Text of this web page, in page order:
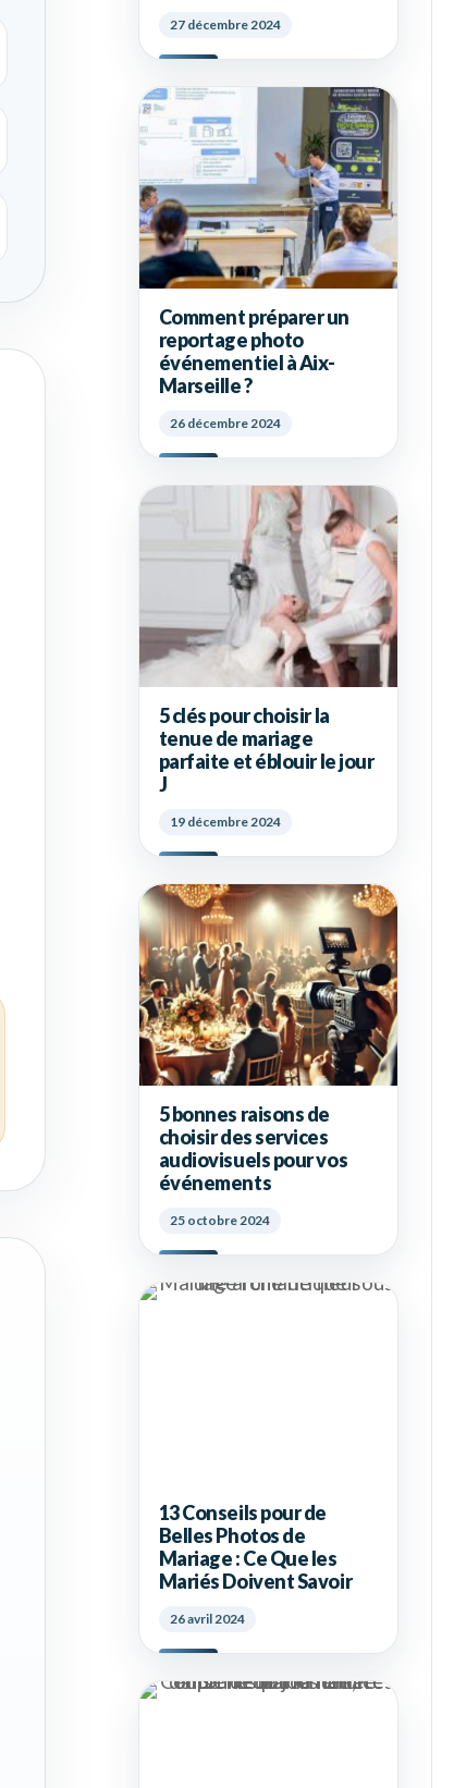
27 décembre 2024
Comment préparer un
reportage photo
événementiel à Aix-
Marseille ?
26 décembre 2024
5 clés pour choisir la
tenue de mariage
parfaite et éblouir le jour
J
19 décembre 2024
5 bonnes raisons de
choisir des services
audiovisuels pour vos
événements
25 octobre 2024
13 Conseils pour de
Belles Photos de
Mariage : Ce Que les
Mariés Doivent Savoir
26 avril 2024